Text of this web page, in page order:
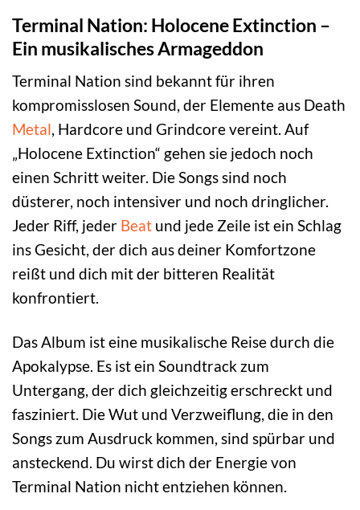
Terminal Nation: Holocene Extinction –
Ein musikalisches Armageddon
Terminal Nation sind bekannt für ihren
kompromisslosen Sound, der Elemente aus Death
Metal, Hardcore und Grindcore vereint. Auf
„Holocene Extinction“ gehen sie jedoch noch
einen Schritt weiter. Die Songs sind noch
düsterer, noch intensiver und noch dringlicher.
Jeder Riff, jeder Beat und jede Zeile ist ein Schlag
ins Gesicht, der dich aus deiner Komfortzone
reißt und dich mit der bitteren Realität
konfrontiert.
Das Album ist eine musikalische Reise durch die
Apokalypse. Es ist ein Soundtrack zum
Untergang, der dich gleichzeitig erschreckt und
fasziniert. Die Wut und Verzweiflung, die in den
Songs zum Ausdruck kommen, sind spürbar und
ansteckend. Du wirst dich der Energie von
Terminal Nation nicht entziehen können.